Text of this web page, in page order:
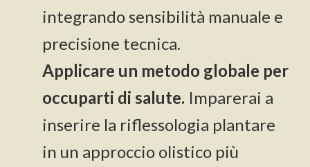
integrando sensibilità manuale e
precisione tecnica.
Applicare un metodo globale per
occuparti di salute. Imparerai a
inserire la riflessologia plantare
in un approccio olistico più